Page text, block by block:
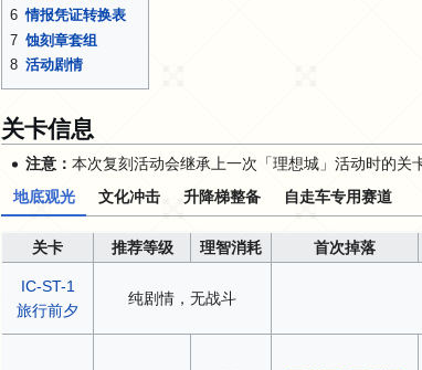
6 情报凭证转换表
7 蚀刻章套组
8 活动剧情
关卡信息
注意：本次复刻活动会继承上一次「理想城」活动时的关
地底观光
文化冲击 升降梯整备 自走车专用赛道
关卡 推荐等级 理智消耗 首次掉落
IC-ST-1
旅行前夕
纯剧情，无战斗